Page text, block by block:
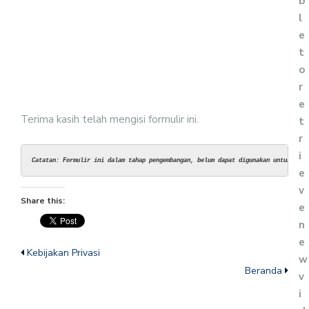
Terima kasih telah mengisi formulir ini.
Catatan: Formulir ini dalam tahap pengembangan, belum dapat digunakan untuk
Share this:
Kebijakan Privasi
Beranda
l
e
t
o
r
e
t
r
i
e
v
e
n
e
w
v
i